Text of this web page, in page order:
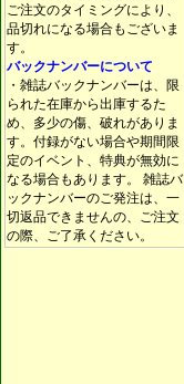
ご注文のタイミングにより、
品切れになる場合もございま
す。
バックナンバーについて
・雑誌バックナンバーは、限
られた在庫から出庫するた
め、多少の傷、破れがありま
す。付録がない場合や期間限
定のイベント、特典が無効に
なる場合もあります。 雑誌バ
ックナンバーのご発注は、一
切返品できませんの、ご注文
の際、ご了承ください。